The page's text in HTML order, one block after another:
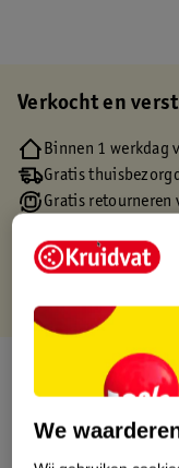
Verkocht en
Binnen 1 werkdag
Gratis thuisbezorgd
Gratis retourneren
Over dit
We